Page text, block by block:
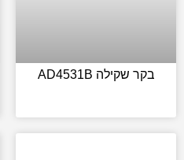
בקר שקילה AD4531B